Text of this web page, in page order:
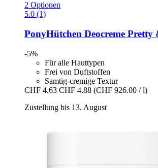
2 Optionen
5.0 (1)
PonyHütchen Deocreme Pretty
-5%
Für alle Hauttypen
Frei von Duftstoffen
Samtig-cremige Textur
CHF 4.63 CHF 4.88 (CHF 926.00 / l)
Zustellung bis 13. August